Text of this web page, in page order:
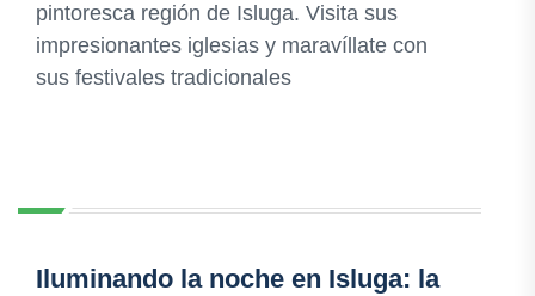
pintoresca región de Isluga. Visita sus
impresionantes iglesias y maravíllate con
sus festivales tradicionales
Iluminando la noche en Isluga: la